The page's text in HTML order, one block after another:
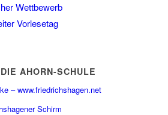
Wettbewerb
Vorlesetag
AHORN-SCHULE
– www.friedrichshagen.net
Schirm